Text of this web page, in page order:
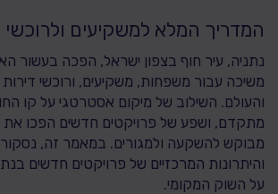
המדריך המלא למשקיעים ולרוכשי
נתניה, עיר חוף בצפון ישראל, הפכה בעשור
משיכה עבור משפחות, משקיעים, ורוכשי
והעולם. השילוב של מיקום אסטרטגי על קו
מתקדם, ושפע של פרויקטים חדשים הפכו את
מבוקש להשקעה ולמגורים. במאמר זה,
והיתרונות המרכזיים של פרויקטים חדשים
על השוק המקומי.